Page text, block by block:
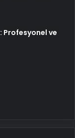
Profesyonel ve